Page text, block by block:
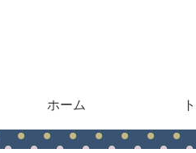
ホーム